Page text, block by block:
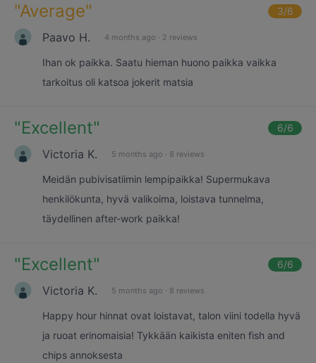
"Average" 3/6
Paavo H. 4 months ago · 2 reviews
Ihan ok paikka. Saatu hieman huono paikka vaikka
tarkoitus oli katsoa jokerit matsia
"Excellent" 6/6
Victoria K. 5 months ago · 8 reviews
Meidän pubivisatiimin lempipaikka! Supermukava
henkilökunta, hyvä valikoima, loistava tunnelma,
täydellinen after-work paikka!
"Excellent" 6/6
Victoria K. 5 months ago · 8 reviews
Happy hour hinnat ovat loistavat, talon viini todella hyvä
ja ruoat erinomaisia! Tykkään kaikista eniten fish and
chips annoksesta